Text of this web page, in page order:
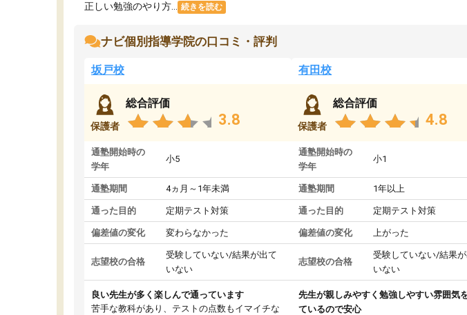
正しい勉強のやり方... 続きを読む
ナビ個別指導学院の口コミ・評判
坂戸校
保護者
総合評価
3.8
通塾開始時の
学年
小5
通塾期間 4ヵ月～1年未満
通った目的 定期テスト対策
偏差値の変化 変わらなかった
志望校の合格
受験していない/結果が出て
いない
良い先生が多く楽しんで通っています
苦手な教科があり、テストの点数もイマイチな
有田校
保護者
総合評価
4.8
通塾開始時の
学年
小1
通塾期間 1年以上
通った目的 定期テスト対策
偏差値の変化 上がった
志望校の合格
受験していない/結果
いない
先生が親しみやすく勉強しやすい雰囲気
ているので安心